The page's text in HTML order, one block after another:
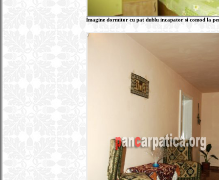
Imagine dormitor cu pat dublu incapator si comod la